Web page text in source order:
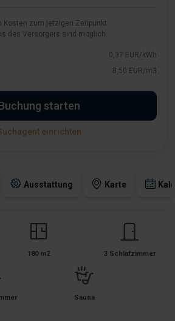
Ausstattung Karte
180 m2 3 Schlafzimmer
Sauna
Kosten zum jetzigen Zeitpunkt.
des Versorgers sind möglich.
0,37 EUR/kWh
8,50 EUR/m3
starten
einrichten